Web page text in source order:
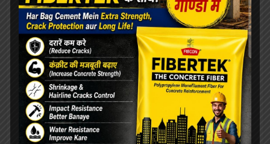
शतरंज प्रतियोगिता आयोजित, विजेता भाग लेंगे प्रदेश
स्तरीय प्रतियोगिता में
रसायन विज्ञान का जादू: सुशी सक्सेना की नई किताब
बताएगी रोज़मर्रा की ज़िंदगी की केमिस्ट्री
सफाईकर्मी के दो पुत्र एक साथ बने पुलिसकर्मी,
जिलाध्यक्ष ने दी बधाई